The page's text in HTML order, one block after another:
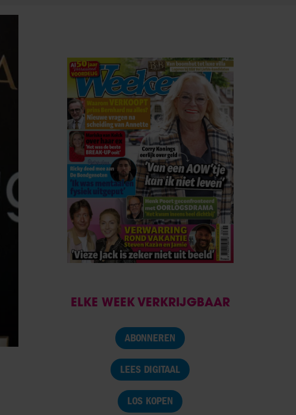
ELKE WEEK VERKRIJGBAAR
ABONNEREN
LEES DIGITAAL
LOS KOPEN